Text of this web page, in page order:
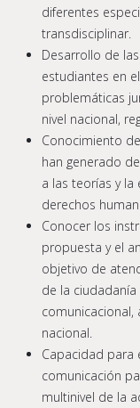
diferentes
transdisciplinar.
Desarrollo de
estudiantes en
problemáticas
nivel nacional,
Conocimiento
han generado
a las teorías y
derechos
Conocer los
propuesta y el
objetivo de
de la
nacional.
Capacidad para
comunicación
multinivel de la